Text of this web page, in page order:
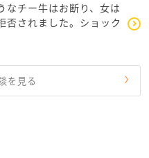
なチー牛はお断り、女は
否されました。ショック
を見る